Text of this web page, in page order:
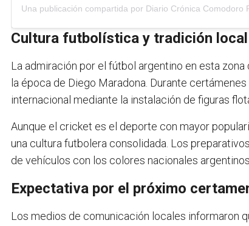
Cultura futbolística y tradición local
La admiración por el fútbol argentino en esta
la época de Diego Maradona. Durante
internacional mediante la instalación de figuras
Aunque el cricket es el deporte con mayor
una cultura futbolera consolidada. Los
de vehículos con los colores nacionales
Expectativa por el próximo
Los medios de comunicación locales informaron